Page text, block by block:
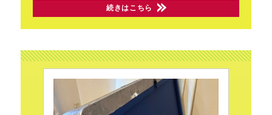
続きはこちら